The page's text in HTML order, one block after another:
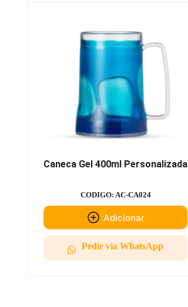
Caneca Gel 400ml Personalizada
CODIGO: AC-CA024
Adicionar
Pedir via WhatsApp